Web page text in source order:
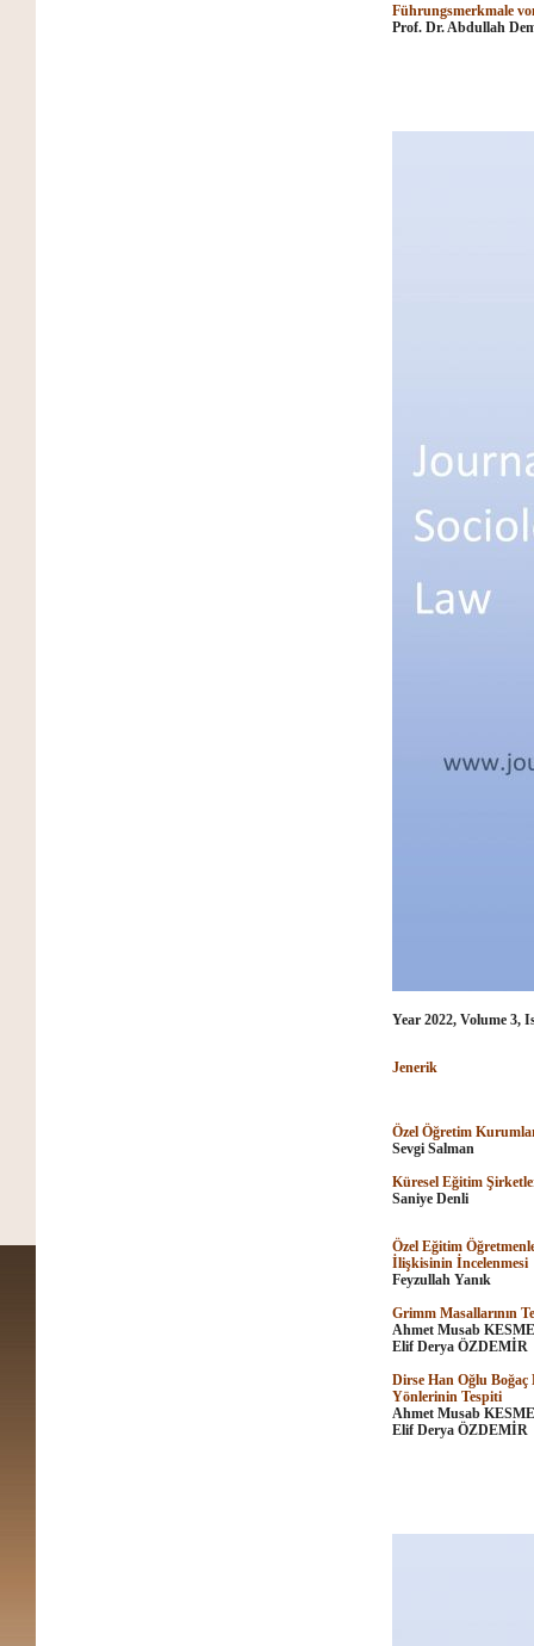
Führungsmerkmale
Prof. Dr. Abdullah
Year 2022, Volume 3,
Jenerik
Özel Öğretim
Sevgi Salman
Küresel Eğitim
Saniye Denli
Özel Eğitim
İlişkisinin İncelenmesi
Feyzullah Yanık
Grimm Masallarının
Ahmet Musab
Elif Derya ÖZDEMİR
Dirse Han Oğlu Boğaç
Yönlerinin Tespiti
Ahmet Musab
Elif Derya ÖZDEMİR